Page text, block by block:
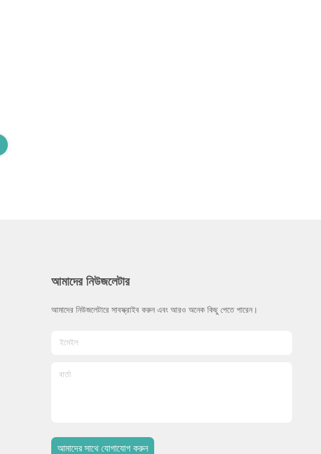
আমাদের নিউজলেটার
আমাদের নিউজলেটারে সাবস্ক্রাইব করুন এবং আরও অনেক কিছু পেতে পারেন।
আমাদের সাথে যোগাযোগ করুন